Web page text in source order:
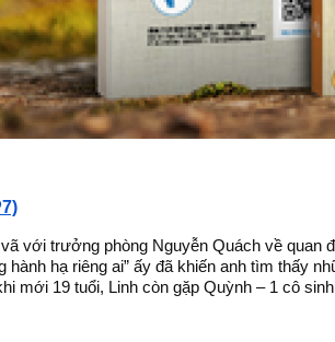
với trưởng phòng Nguyễn Quách về quan
hạ riêng ai” ấy đã khiến anh tìm thấy
mới 19 tuổi, Linh còn gặp Quỳnh – 1 cô